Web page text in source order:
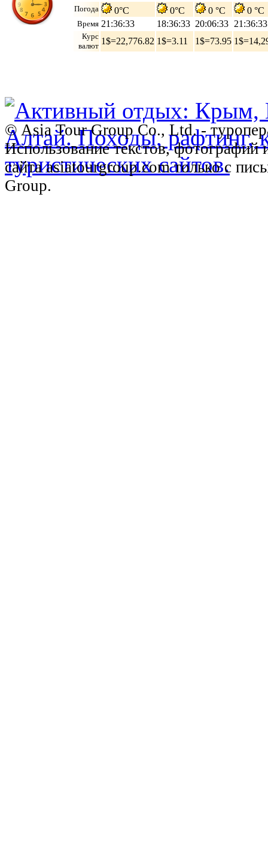
Погода 0°C 0°C 0 °C 0 °C
Время 21:36:34 18:36:34 20:06:34 21:36:34
Курс
валют 1$=22,776.82 1$=3.11 1$=73.95
© Asia Tour Group Co., Ltd. -
Использование текстов,
сайта asiatourgroup.com только с
Group.